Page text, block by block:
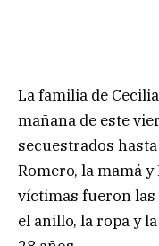
La familia de
mañana de este
secuestrados
Romero, la mamá
víctimas fueron las
el anillo, la ropa y